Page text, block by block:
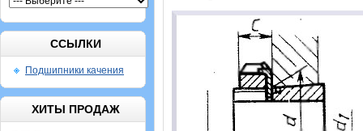
ССЫЛКИ
Подшипники качения
ХИТЫ ПРОДАЖ